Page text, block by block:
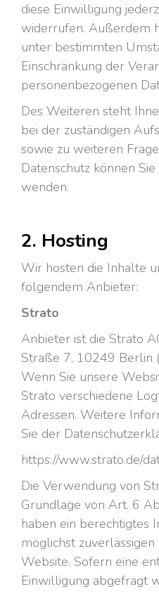
diese Einwilligung
widerrufen. Außerdem
unter bestimmten
Einschränkung der
personenbezogenen
Des Weiteren steht
bei der zuständigen
sowie zu weiteren
Datenschutz können
wenden.
2. Hosting
Wir hosten die Inhalte
folgendem Anbieter:
Strato
Anbieter ist die Strato
Straße 7, 10249 Berlin
Wenn Sie unsere
Strato verschiedene
Adressen. Weitere
Sie der
https://www.strato.de/
Die Verwendung von
Grundlage von Art. 6
haben ein berechtigtes
möglichst
Website. Sofern eine
Einwilligung abgefragt